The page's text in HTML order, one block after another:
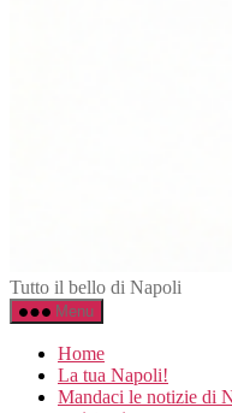
Napoli.in
Tutto il bello di Napoli
Menu
Home
La tua Napoli!
Mandaci le notizie di